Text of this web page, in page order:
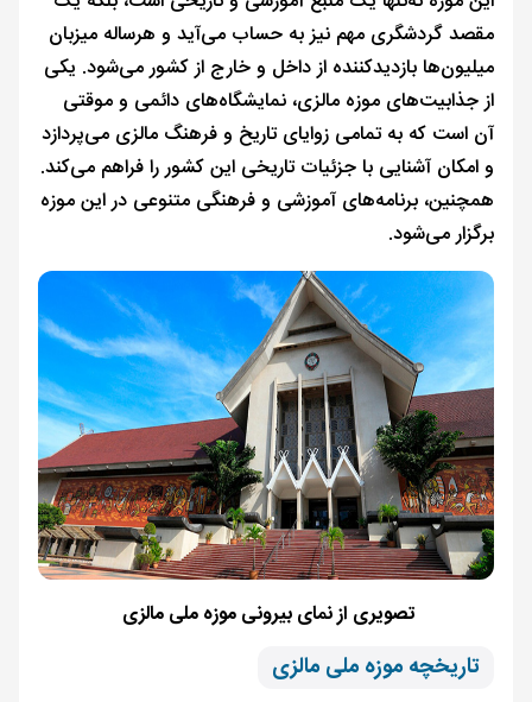
مقصد گردشگری مهم نیز به حساب می‌آید و هرساله میزبان
میلیون‌ها بازدیدکننده از داخل و خارج از کشور می‌شود. یکی
از جذابیت‌های موزه مالزی، نمایشگاه‌های دائمی و موقتی
آن است که به تمامی زوایای تاریخ و فرهنگ مالزی می‌پردازد
و امکان آشنایی با جزئیات تاریخی این کشور را فراهم می‌کند.
همچنین، برنامه‌های آموزشی و فرهنگی متنوعی در این موزه
برگزار می‌شود.
تصویری از نمای بیرونی موزه ملی مالزی
تاریخچه موزه ملی مالزی